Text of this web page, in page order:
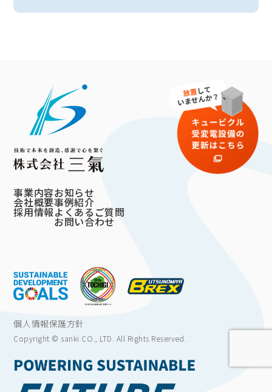
事業内容
会社概要
採用情報
お知らせ
事例紹介
よくあるご質問
お問い合わせ
個人情報保護方針
Copyright © sanki CO., LTD. All Rights Reserved.